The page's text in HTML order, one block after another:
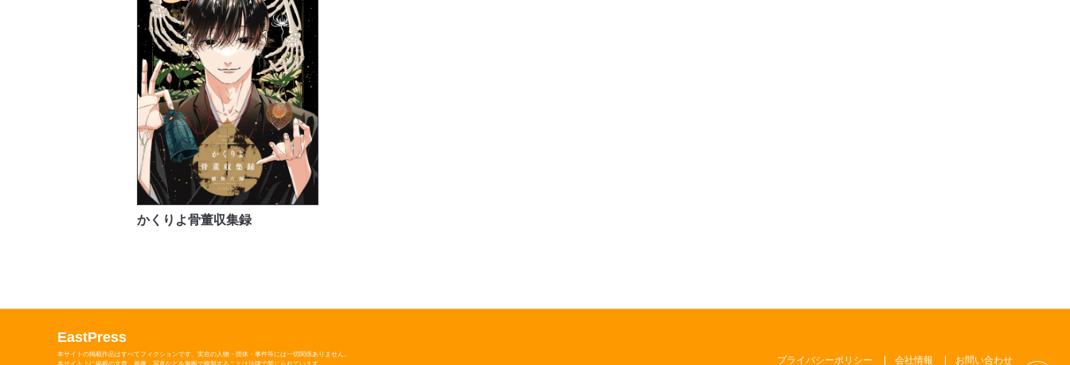
かくりよ骨董収集録
EastPress
本サイトの掲載作品はすべてフィクションです。実在の人物・団体・事件等には一切関係ありません。
プライバシーポリシー 会社情報 お問い合わせ